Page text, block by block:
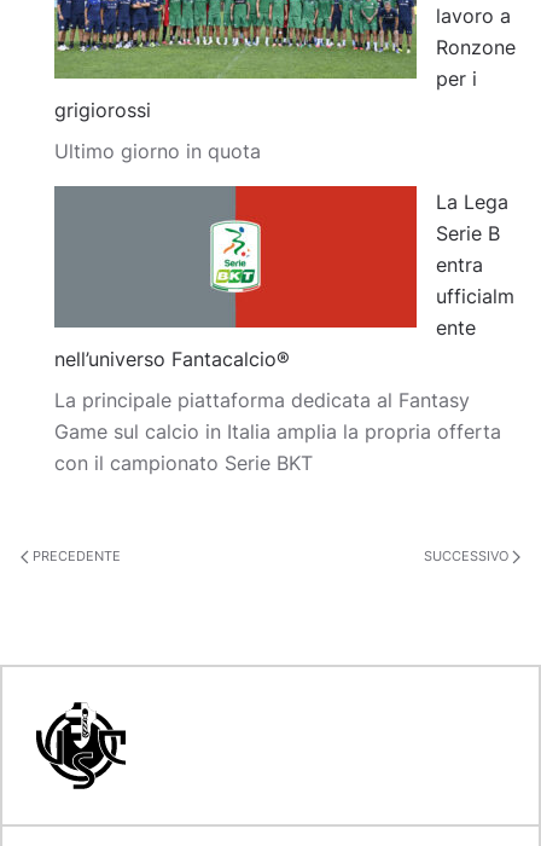
lavoro a
Ronzone
per i
grigiorossi
Ultimo giorno in quota
La Lega
Serie B
entra
ufficialm
ente
nell’universo Fantacalcio®
La principale piattaforma dedicata al Fantasy
Game sul calcio in Italia amplia la propria offerta
con il campionato Serie BKT
PRECEDENTE SUCCESSIVO